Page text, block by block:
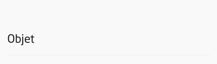
Objet